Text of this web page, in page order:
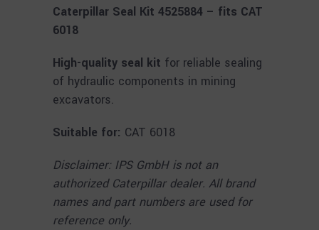
Caterpillar Seal Kit 4525884 – fits CAT
6018
High-quality seal kit for reliable sealing
of hydraulic components in mining
excavators.
Suitable for: CAT 6018
Disclaimer: IPS GmbH is not an
authorized Caterpillar dealer. All brand
names and part numbers are used for
reference only.